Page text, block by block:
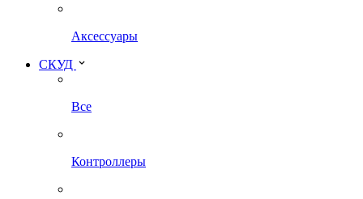
Аксессуары
СКУД
Все
Контроллеры